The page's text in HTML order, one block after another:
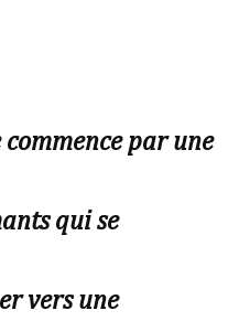
par une
qui se
vers une